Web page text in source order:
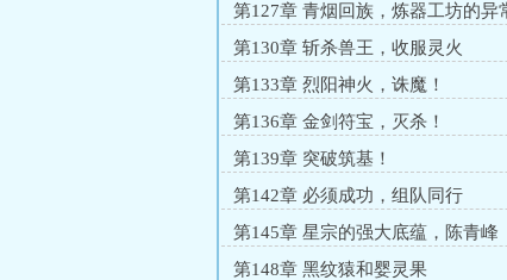
第127章 青烟回族，炼器工坊的异
第130章 斩杀兽王，收服灵火
第133章 烈阳神火，诛魔！
第136章 金剑符宝，灭杀！
第139章 突破筑基！
第142章 必须成功，组队同行
第145章 星宗的强大底蕴，陈青峰
第148章 黑纹猿和婴灵果